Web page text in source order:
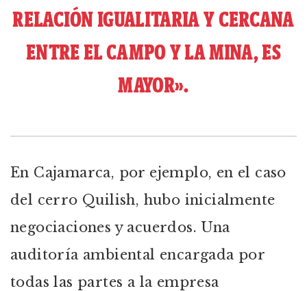
RELACIÓN IGUALITARIA Y CERCANA
ENTRE EL CAMPO Y LA MINA, ES
MAYOR».
En Cajamarca, por ejemplo, en el caso
del cerro Quilish, hubo inicialmente
negociaciones y acuerdos. Una
auditoría ambiental encargada por
todas las partes a la empresa